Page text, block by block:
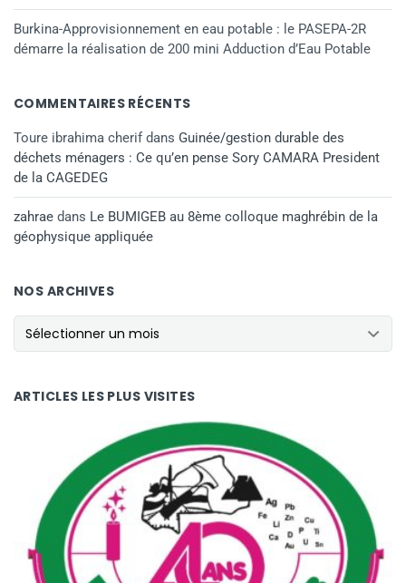
Burkina-Approvisionnement en eau potable : le PASEPA-2R
démarre la réalisation de 200 mini Adduction d’Eau Potable
COMMENTAIRES RÉCENTS
Toure ibrahima cherifdans Guinée/gestion durable des
déchets ménagers : Ce qu’en pense Sory CAMARA President
de la CAGEDEG
zahrae dans Le BUMIGEB au 8ème colloque maghrébin de la
géophysique appliquée
NOS ARCHIVES
NOS ARCHIVES
ARTICLES LES PLUS VISITES